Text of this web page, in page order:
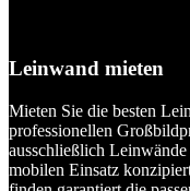
Leinwand mieten
Mieten Sie die besten
professionellen
ausschließlich
mobilen Einsatz